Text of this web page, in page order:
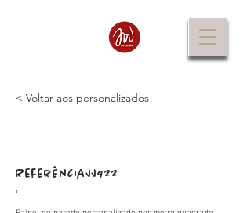
< Voltar aos personalizados
Referência
:
JJ922